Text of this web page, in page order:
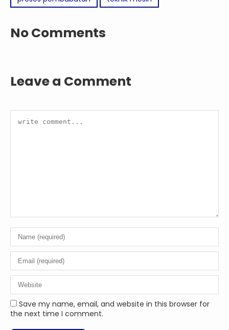
No Comments
Leave a Comment
Save my name, email, and website in this browser for
the next time I comment.